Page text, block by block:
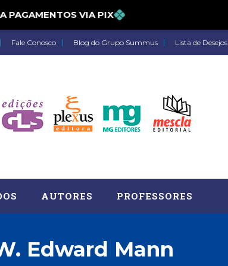
VIA PIX
Fale Conosco Blog do Grupo Summus Lista de Desejos
AUTORES PROFESSORES
Edward Mann